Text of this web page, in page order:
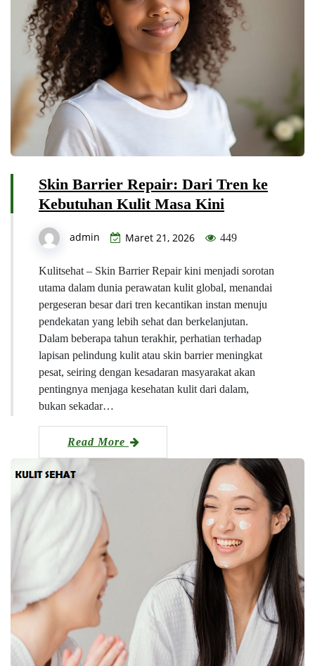
Skin Barrier Repair: Dari Tren ke
Kebutuhan Kulit Masa Kini
admin Maret 21, 2026 449
Kulitsehat – Skin Barrier Repair kini menjadi sorotan
utama dalam dunia perawatan kulit global, menandai
pergeseran besar dari tren kecantikan instan menuju
pendekatan yang lebih sehat dan berkelanjutan.
Dalam beberapa tahun terakhir, perhatian terhadap
lapisan pelindung kulit atau skin barrier meningkat
pesat, seiring dengan kesadaran masyarakat akan
pentingnya menjaga kesehatan kulit dari dalam,
bukan sekadar…
Read More